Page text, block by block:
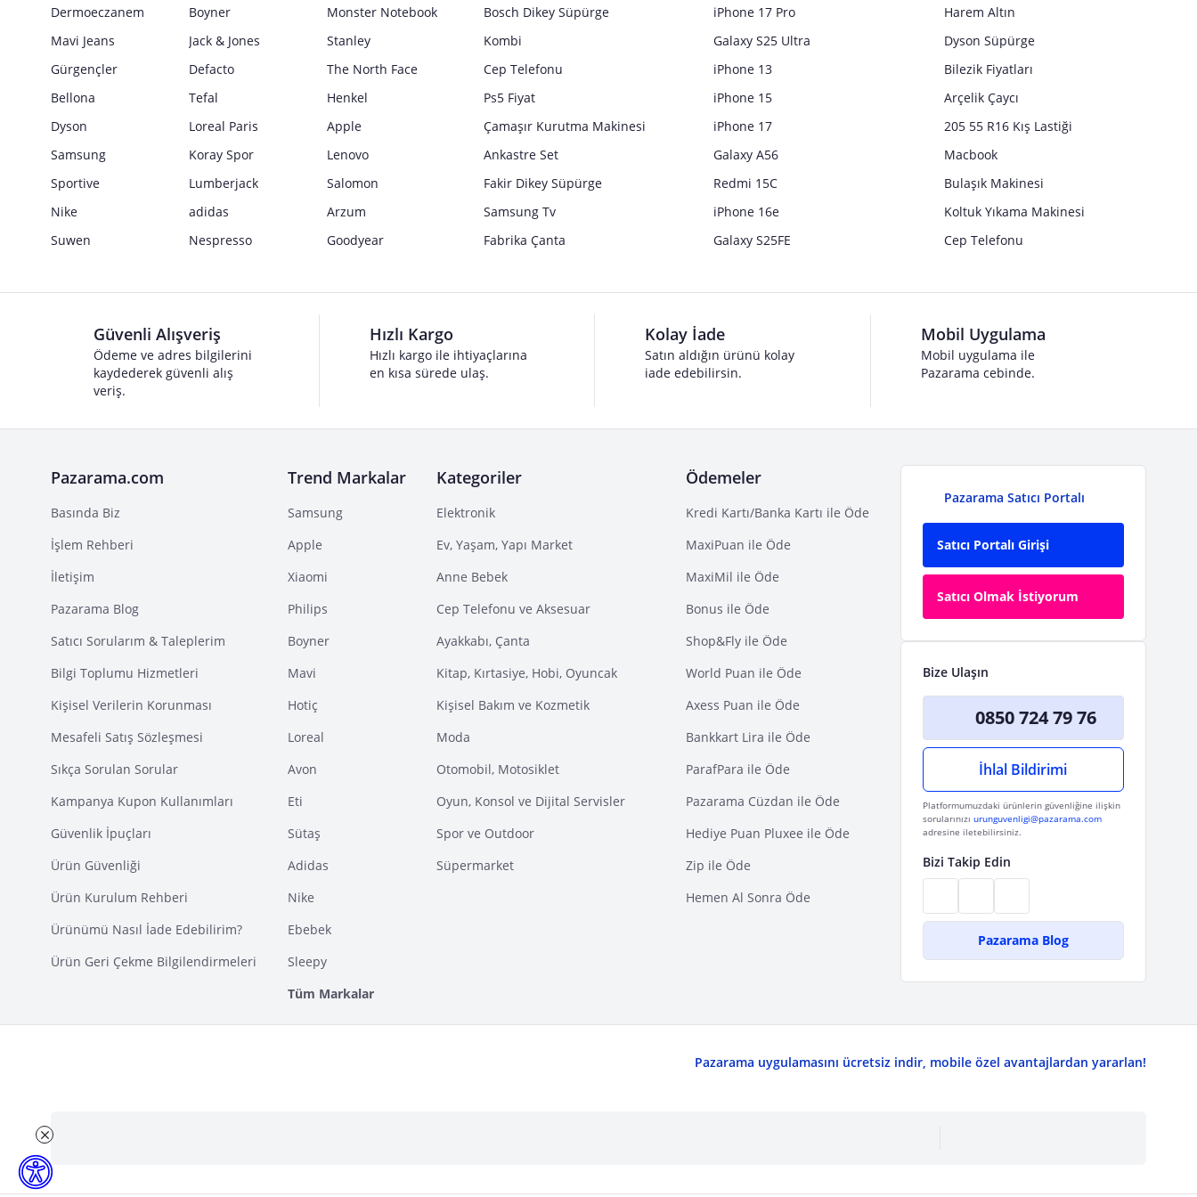
Dermoeczanem
Boyner
Monster Notebook
Mavi Jeans
Jack & Jones
Stanley
Gürgençler
Defacto
The North Face
Bellona
Tefal
Henkel
Dyson
Loreal Paris
Apple
Samsung
Koray Spor
Lenovo
Sportive
Lumberjack
Salomon
Nike
adidas
Arzum
Suwen
Nespresso Goodyear
Bosch Dikey Süpürge
Kombi
Cep Telefonu
Ps5 Fiyat
Çamaşır Kurutma Makinesi
Ankastre Set
Fakir Dikey Süpürge
Samsung Tv
Fabrika Çanta
iPhone 17 Pro
Galaxy S25 Ultra
iPhone 13
iPhone 15
iPhone 17
Galaxy A56
Redmi 15C
iPhone 16e
Galaxy S25FE
Harem Altın
Dyson Süpürge
Bilezik Fiyatları
Arçelik Çaycı
205 55 R16 Kış Lastiği
Macbook
Bulaşık Makinesi
Koltuk Yıkama Makinesi
Cep Telefonu
Güvenli Alışveriş
Ödeme ve adres bilgilerini
kaydederek güvenli alış
veriş.
Hızlı Kargo
Hızlı kargo ile ihtiyaçlarına
en kısa sürede ulaş.
Kolay İade
Satın aldığın ürünü kolay
iade edebilirsin.
Mobil Uygulama
Mobil uygulama ile
Pazarama cebinde.
Pazarama.com
Basında Biz
İşlem Rehberi
İletişim
Pazarama Blog
Satıcı Sorularım & Taleplerim
Bilgi Toplumu Hizmetleri
Kişisel Verilerin Korunması
Mesafeli Satış Sözleşmesi
Sıkça Sorulan Sorular
Kampanya Kupon Kullanımları
Güvenlik İpuçları
Ürün Güvenliği
Ürün Kurulum Rehberi
Ürünümü Nasıl İade Edebilirim?
Ürün Geri Çekme Bilgilendirmeleri
Trend Markalar
Samsung
Apple
Xiaomi
Philips
Boyner
Mavi
Hotiç
Loreal
Avon
Eti
Sütaş
Adidas
Nike
Ebebek
Sleepy
Tüm Markalar
Kategoriler
Elektronik
Ev, Yaşam, Yapı Market
Anne Bebek
Cep Telefonu ve Aksesuar
Ayakkabı, Çanta
Kitap, Kırtasiye, Hobi, Oyuncak
Kişisel Bakım ve Kozmetik
Moda
Otomobil, Motosiklet
Oyun, Konsol ve Dijital Servisler
Spor ve Outdoor
Süpermarket
Ödemeler
Kredi Kartı/Banka Kartı ile Öde
MaxiPuan ile Öde
MaxiMil ile Öde
Bonus ile Öde
Shop&Fly ile Öde
World Puan ile Öde
Axess Puan ile Öde
Bankkart Lira ile Öde
ParafPara ile Öde
Pazarama Cüzdan ile Öde
Hediye Puan Pluxee ile Öde
Zip ile Öde
Hemen Al Sonra Öde
Pazarama Satıcı Portalı
Satıcı Portalı Girişi
Satıcı Olmak İstiyorum
Bize Ulaşın
0850 724 79 76
İhlal Bildirimi
Platformumuzdaki ürünlerin güvenliğine ilişkin
sorularınızı urunguvenligi@pazarama.com
adresine iletebilirsiniz.
Bizi Takip Edin
Pazarama Blog
Pazarama uygulamasını ücretsiz indir, mobile özel avantajlardan yararlan!